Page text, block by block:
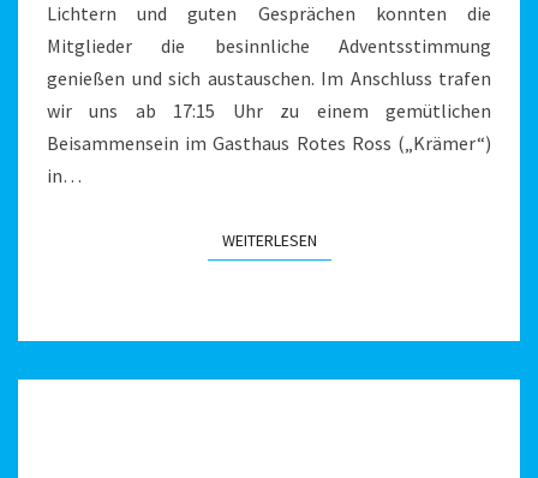
Lichtern und guten Gesprächen konnten die
Mitglieder die besinnliche Adventsstimmung
genießen und sich austauschen. Im Anschluss trafen
wir uns ab 17:15 Uhr zu einem gemütlichen
Beisammensein im Gasthaus Rotes Ross („Krämer“)
in…
WEITERLESENWEITERLESEN